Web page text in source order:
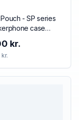
Pouch - SP series
case
kr.